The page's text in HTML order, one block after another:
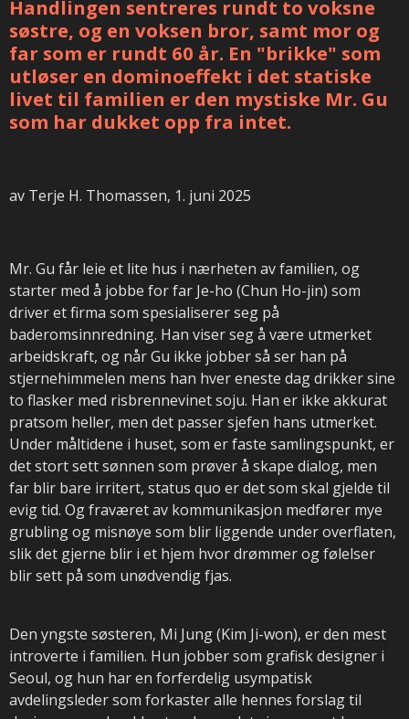
Handlingen sentreres rundt to voksne
søstre, og en voksen bror, samt mor og
far som er rundt 60 år. En "brikke" som
utløser en dominoeffekt i det statiske
livet til familien er den mystiske Mr. Gu
som har dukket opp fra intet.
av Terje H. Thomassen, 1. juni 2025
Mr. Gu får leie et lite hus i nærheten av familien, og
starter med å jobbe for far Je-ho (Chun Ho-jin) som
driver et firma som spesialiserer seg på
baderomsinnredning. Han viser seg å være utmerket
arbeidskraft, og når Gu ikke jobber så ser han på
stjernehimmelen mens han hver eneste dag drikker sine
to flasker med risbrennevinet soju. Han er ikke akkurat
pratsom heller, men det passer sjefen hans utmerket.
Under måltidene i huset, som er faste samlingspunkt, er
det stort sett sønnen som prøver å skape dialog, men
far blir bare irritert, status quo er det som skal gjelde til
evig tid. Og fraværet av kommunikasjon medfører mye
grubling og misnøye som blir liggende under overflaten,
slik det gjerne blir i et hjem hvor drømmer og følelser
blir sett på som unødvendig fjas.
Den yngste søsteren, Mi Jung (Kim Ji-won), er den mest
introverte i familien. Hun jobber som grafisk designer i
Seoul, og hun har en forferdelig usympatisk
avdelingsleder som forkaster alle hennes forslag til